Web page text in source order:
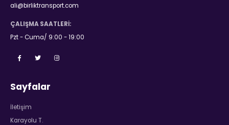
ali@birliktransport.com
ÇALIŞMA SAATLERI:
Pzt - Cuma/ 9:00 - 19:00
Sayfalar
İletişim
Karayolu T.